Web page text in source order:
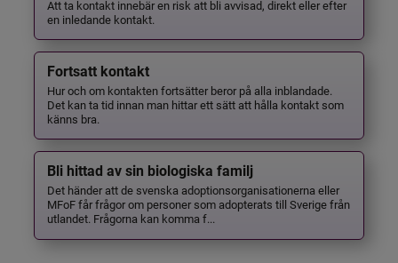
Att ta kontakt innebär en risk att bli avvisad, direkt eller efter
en inledande kontakt.
Fortsatt kontakt
Hur och om kontakten fortsätter beror på alla inblandade.
Det kan ta tid innan man hittar ett sätt att hålla kontakt som
känns bra.
Bli hittad av sin biologiska familj
Det händer att de svenska adoptionsorganisationerna eller
MFoF får frågor om personer som adopterats till Sverige från
utlandet. Frågorna kan komma f...